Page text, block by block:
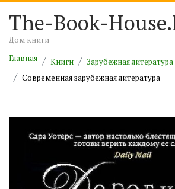
The-Book-
Дом книги
Главная
Книги
Зарубежная литература
Современная зарубежная литература